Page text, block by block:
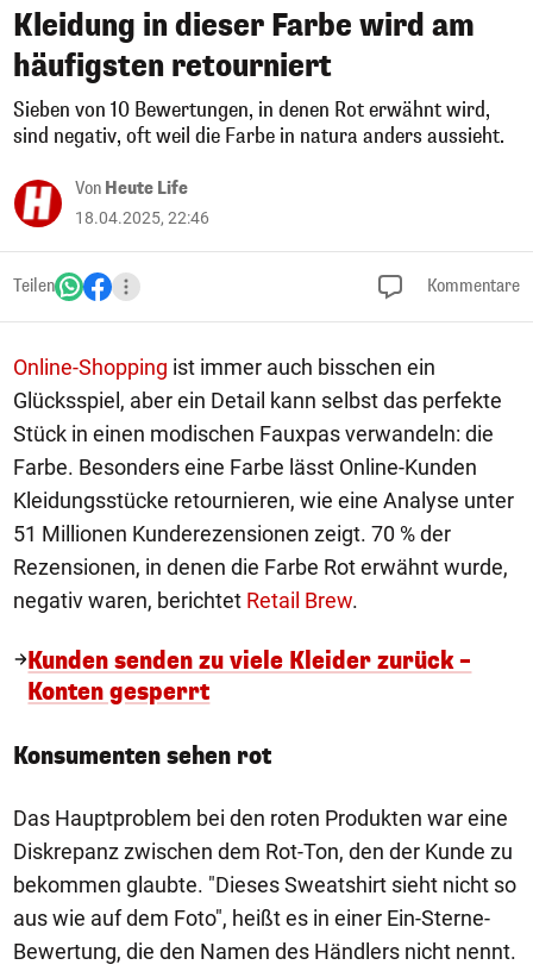
Kleidung in dieser Farbe wird am
häufigsten retourniert
Sieben von 10 Bewertungen, in denen Rot erwähnt wird,
sind negativ, oft weil die Farbe in natura anders aussieht.
Von Heute Life
18.04.2025, 22:46
Teilen Kommentare
Online-Shopping ist immer auch bisschen ein
Glücksspiel, aber ein Detail kann selbst das perfekte
Stück in einen modischen Fauxpas verwandeln: die
Farbe. Besonders eine Farbe lässt Online-Kunden
Kleidungsstücke retournieren, wie eine Analyse unter
51 Millionen Kunderezensionen zeigt. 70 % der
Rezensionen, in denen die Farbe Rot erwähnt wurde,
negativ waren, berichtet Retail Brew.
Kunden senden zu viele Kleider zurück –
Konten gesperrt
Konsumenten sehen rot
Das Hauptproblem bei den roten Produkten war eine
Diskrepanz zwischen dem Rot-Ton, den der Kunde zu
bekommen glaubte. "Dieses Sweatshirt sieht nicht so
aus wie auf dem Foto", heißt es in einer Ein-Sterne-
Bewertung, die den Namen des Händlers nicht nennt.